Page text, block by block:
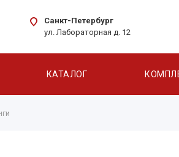
Санкт-Петербург
ул. Лабораторная д. 12
КАТАЛОГ